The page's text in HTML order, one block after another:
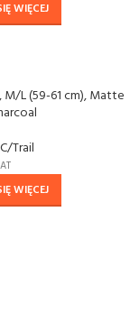
WIĘCEJ
M/L (59-61 cm), Matte
Trail
WIĘCEJ